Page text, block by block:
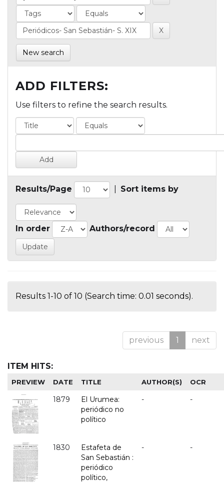
New search
ADD FILTERS:
Use filters to refine the search results.
Results/Page Sort items by
In order Authors/record
Results 1-10 of 10 (Search time: 0.01 seconds).
previous 1 next
ITEM HITS:
PREVIEW DATE TITLE AUTHOR(S) OCR
1879
El Urumea:
periódico no
político
- -
1830
Estafeta de
San Sebastián :
periódico
político,
- -